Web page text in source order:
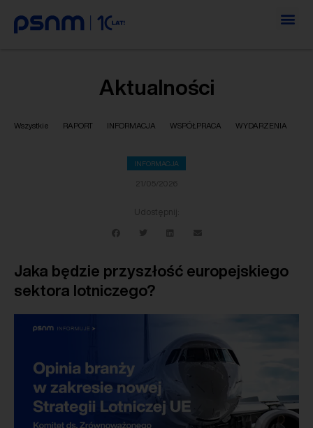
Aktualności
Wszystkie RAPORT INFORMACJA WSPÓŁPRACA WYDARZENIA
INFORMACJA
21/05/2026
Udostępnij:
Jaka będzie przyszłość europejskiego
sektora lotniczego?